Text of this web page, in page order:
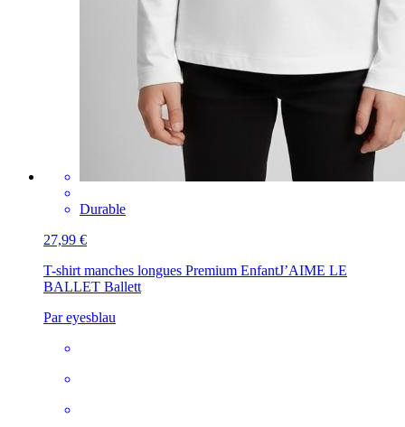
Durable
27,99 €
T-shirt manches longues Premium EnfantJ’AIME LE
BALLET Ballett
Par eyesblau